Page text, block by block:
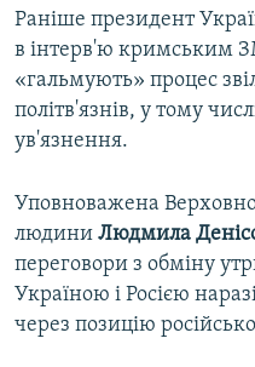
Раніше президент
в інтерв'ю кримським
«гальмують» процес
політв'язнів, у тому
ув'язнення.
Уповноважена
людини Людмила
переговори з обміну
Україною і Росією
через позицію